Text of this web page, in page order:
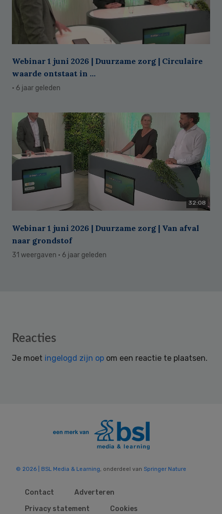
Webinar 1 juni 2026 | Duurzame zorg | Circulaire
waarde ontstaat in ...
· 6 jaar geleden
32:08
Webinar 1 juni 2026 | Duurzame zorg | Van afval
naar grondstof
31 weergaven · 6 jaar geleden
Reader
Reacties
Je moet ingelogd zijn op om een reactie te plaatsen.
© 2026 | BSL Media & Learning, onderdeel van Springer Nature
Contact
Adverteren
Privacy statement
Cookies